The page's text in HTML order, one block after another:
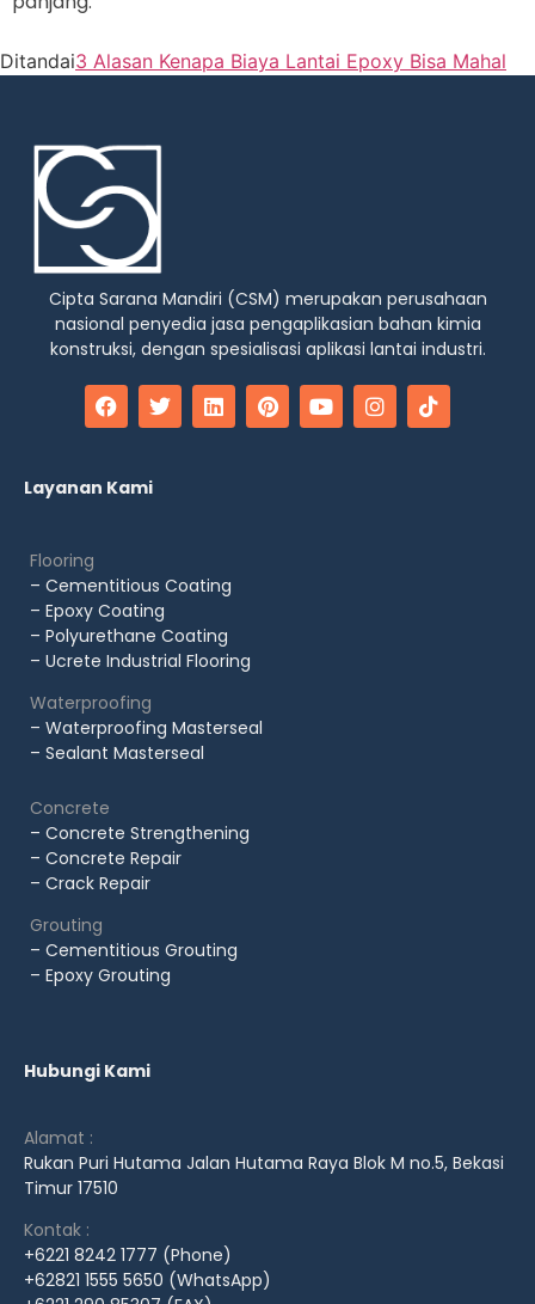
Ditandai3 Alasan Kenapa Biaya Lantai Epoxy Bisa Mahal
Cipta Sarana Mandiri (CSM) merupakan perusahaan
nasional penyedia jasa pengaplikasian bahan kimia
konstruksi, dengan spesialisasi aplikasi lantai industri.
Layanan Kami
Flooring
– Cementitious Coating
– Epoxy Coating
– Polyurethane Coating
– Ucrete Industrial Flooring
Waterproofing
– Waterproofing Masterseal
– Sealant Masterseal
Concrete
– Concrete Strengthening
– Concrete Repair
– Crack Repair
Grouting
– Cementitious Grouting
– Epoxy Grouting
Hubungi Kami
Alamat :
Rukan Puri Hutama Jalan Hutama Raya Blok M no.5, Bekasi
Timur 17510
Kontak :
+6221 8242 1777 (Phone)
+62821 1555 5650 (WhatsApp)